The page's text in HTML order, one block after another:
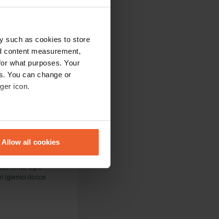
such as cookies to store
content measurement,
what purposes. Your
You can change or
icon.
meters
our traffic. We also share
may combine it with
Allow all cookies
incantevoli.
non i
ogni
igienici docce